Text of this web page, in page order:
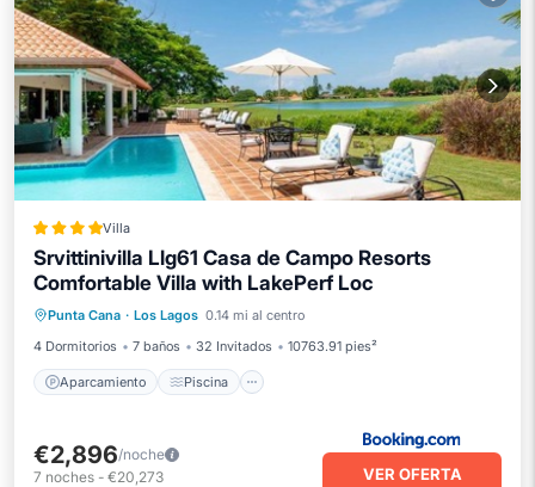
Villa
Srvittinivilla Llg61 Casa de Campo Resorts
Comfortable Villa with LakePerf Loc
Punta Cana · Los Lagos 0.14 mi al centro
4 Dormitorios
7 baños 32 Invitados 10763.91 pies²
Aparcamiento Piscina
Aparcamiento
Piscina
Balcón/Terraza
Internet
€2,896/noche
7 noches - €20,273 VER OFERTA